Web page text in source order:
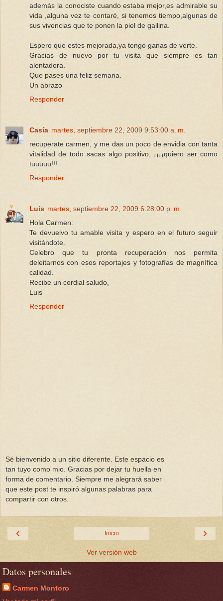
además la conociste cuando estaba mejor,es admirable su
vida ,alguna vez te contaré, si tenemos tiempo,algunas de
sus vivencias que te ponen la piel de gallina.
Espero que estes mejorada,ya tengo ganas de verte.
Gracias de nuevo por tu visita que siempre es tan
alentadora.
Que pases una feliz semana.
Un abrazo
Responder
Casía martes, septiembre 22, 2009 9:53:00 a. m.
recuperate carmen, y me das un poco de envidia con tanta
vitalidad de todo sacas algo positivo, ¡¡¡¡quiero ser como
tuuuuu!!!
Responder
Luis martes, septiembre 22, 2009 6:28:00 p. m.
Hola Carmen:
Te devuelvo tu amable visita y espero en el futuro seguir
visitándote.
Celebro que tu pronta recuperación nos permita
deleitarnos con esos reportajes y fotografías de magnífica
calidad.
Recibe un cordial saludo,
Luis
Responder
Sé bienvenido a un sitio diferente. Este espacio es
tan tuyo como mio. Gracias por dejar tu huella en
forma de comentario. Siempre me alegrará saber
que este post te inspiró algunas palabras para
compartir con otros.
‹ ›
Inicio
Ver versión web
Datos personales
Carmen Montoro